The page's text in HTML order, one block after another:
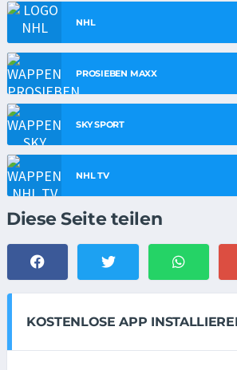
NHL
PROSIEBEN MAXX
SKY SPORT
NHL TV
Diese Seite teilen
KOSTENLOSE APP